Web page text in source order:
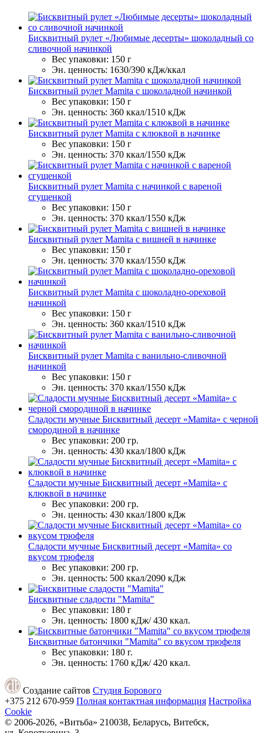
Бисквитный рулет «Любимые десерты» шоколадный со
сливочной начинкой
Вес упаковки: 150 г
Эн. ценность: 1630/390 кДж/ккал
Бисквитный рулет Mamita с шоколадной начинкой
Вес упаковки: 150 г
Эн. ценность: 360 ккал/1510 кДж
Бисквитный рулет Mamita с клюквой в начинке
Вес упаковки: 150 г
Эн. ценность: 370 ккал/1550 кДж
Бисквитный рулет Mamita с начинкой с вареной
сгущенкой
Вес упаковки: 150 г
Эн. ценность: 370 ккал/1550 кДж
Бисквитный рулет Mamita с вишней в начинке
Вес упаковки: 150 г
Эн. ценность: 370 ккал/1550 кДж
Бисквитный рулет Mamita с шоколадно-ореховой
начинкой
Вес упаковки: 150 г
Эн. ценность: 360 ккал/1510 кДж
Бисквитный рулет Mamita с ванильно-сливочной
начинкой
Вес упаковки: 150 г
Эн. ценность: 370 ккал/1550 кДж
Сладости мучные Бисквитный десерт «Mamita» с черной
смородиной в начинке
Вес упаковки: 200 гр.
Эн. ценность: 430 ккал/1800 кДж
Сладости мучные Бисквитный десерт «Mamita» с
клюквой в начинке
Вес упаковки: 200 гр.
Эн. ценность: 430 ккал/1800 кДж
Сладости мучные Бисквитный десерт «Mamita» со
вкусом трюфеля
Вес упаковки: 200 гр.
Эн. ценность: 500 ккал/2090 кДж
Бисквитные сладости "Mamita"
Вес упаковки: 180 г
Эн. ценность: 1800 кДж/ 430 ккал.
Бисквитные батончики "Mamita" со вкусом трюфеля
Вес упаковки: 180 г.
Эн. ценность: 1760 кДж/ 420 ккал.
Создание сайтов Студия Борового
+375 212 670-959 Полная контактная информация Настройка
Cookie
© 2006-2026, «Витьба» 210038, Беларусь, Витебск,